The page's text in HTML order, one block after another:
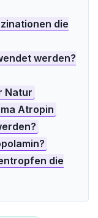
die
werden?
Natur
Atropin
die